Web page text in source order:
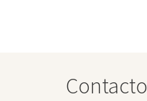
Contacto